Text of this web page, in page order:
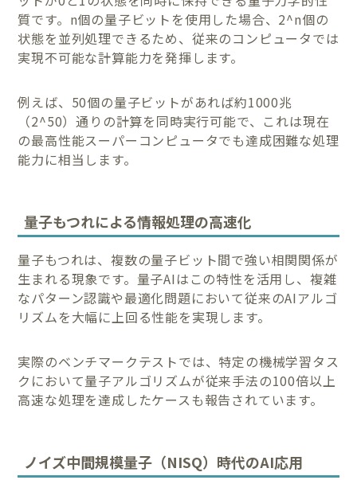
質です。n個の量子ビットを使用した場合、2^n個の
状態を並列処理できるため、従来のコンピュータでは
実現不可能な計算能力を発揮します。
例えば、50個の量子ビットがあれば約1000兆
（2^50）通りの計算を同時実行可能で、これは現在
の最高性能スーパーコンピュータでも達成困難な処理
能力に相当します。
量子もつれによる情報処理の高速化
量子もつれは、複数の量子ビット間で強い相関関係が
生まれる現象です。量子AIはこの特性を活用し、複雑
なパターン認識や最適化問題において従来のAIアルゴ
リズムを大幅に上回る性能を実現します。
実際のベンチマークテストでは、特定の機械学習タス
クにおいて量子アルゴリズムが従来手法の100倍以上
高速な処理を達成したケースも報告されています。
ノイズ中間規模量子（NISQ）時代のAI応用